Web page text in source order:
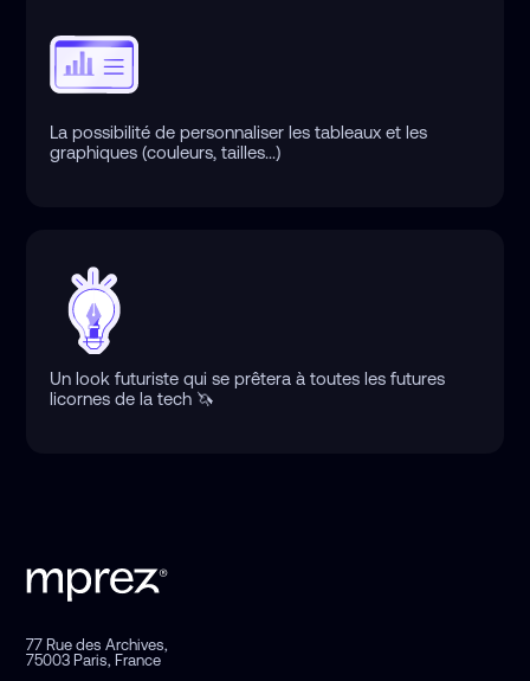
La possibilité de personnaliser les tableaux et les
graphiques (couleurs, tailles...)
Un look futuriste qui se prêtera à toutes les futures
licornes de la tech 🦄
77 Rue des Archives,
75003 Paris, France